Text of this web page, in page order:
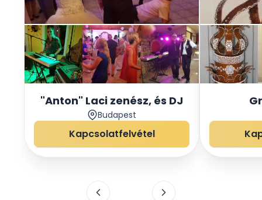
"Anton" Laci zenész, és DJ
Budapest
Kapcsolatfelvétel